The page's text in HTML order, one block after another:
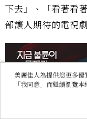
下去」、「看著看
部讓人期待的電視
美麗佳人為提供您更多
「我同意」而繼續瀏覽